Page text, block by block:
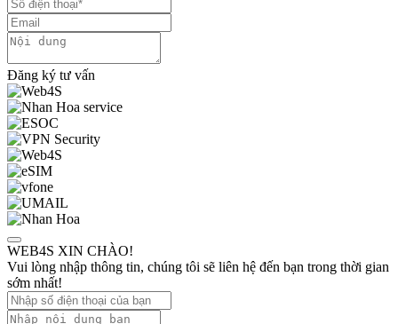
Đăng ký tư vấn
WEB4S XIN CHÀO!
Vui lòng nhập thông tin, chúng tôi sẽ liên hệ đến bạn trong thời gian
sớm nhất!